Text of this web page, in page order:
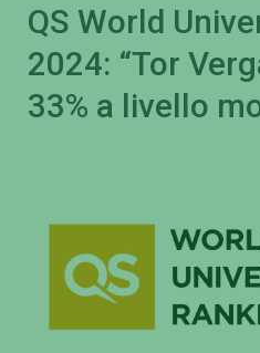
QS World
2024: “Tor
33% a livello